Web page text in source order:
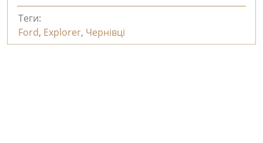
Теги:
Ford, Explorer, Чернівці